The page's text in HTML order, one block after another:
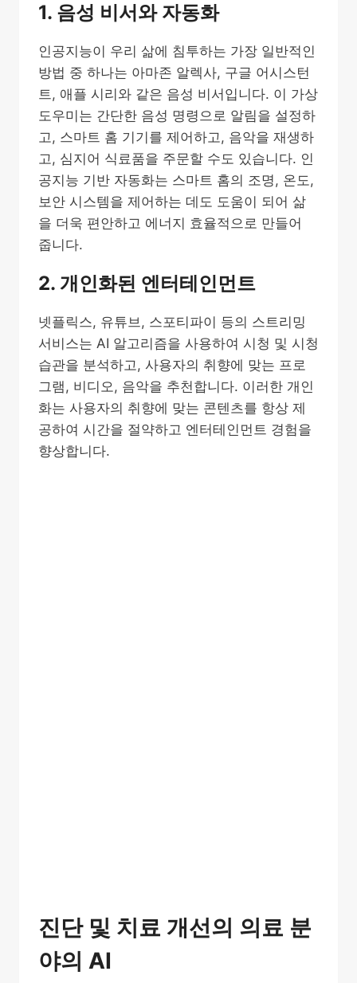
1. 음성 비서와 자동화
인공지능이 우리 삶에 침투하는 가장 일반적인
방법 중 하나는 아마존 알렉사, 구글 어시스턴
트, 애플 시리와 같은 음성 비서입니다. 이 가상
도우미는 간단한 음성 명령으로 알림을 설정하
고, 스마트 홈 기기를 제어하고, 음악을 재생하
고, 심지어 식료품을 주문할 수도 있습니다. 인
공지능 기반 자동화는 스마트 홈의 조명, 온도,
보안 시스템을 제어하는 데도 도움이 되어 삶
을 더욱 편안하고 에너지 효율적으로 만들어
줍니다.
2. 개인화된 엔터테인먼트
넷플릭스, 유튜브, 스포티파이 등의 스트리밍
서비스는 AI 알고리즘을 사용하여 시청 및 시청
습관을 분석하고, 사용자의 취향에 맞는 프로
그램, 비디오, 음악을 추천합니다. 이러한 개인
화는 사용자의 취향에 맞는 콘텐츠를 항상 제
공하여 시간을 절약하고 엔터테인먼트 경험을
향상합니다.
진단 및 치료 개선의 의료 분
야의 AI